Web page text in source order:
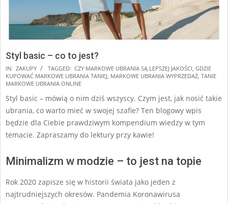
Styl basic – co to jest?
2025-
08-
IN: ZAKUPY TAGGED: CZY MARKOWE UBRANIA SĄ LEPSZEJ JAKOŚCI GDZIE
KUPOWAĆ MARKOWE UBRANIA TANIEJ MARKOWE UBRANIA WYPRZEDAŻ TANIE
MARKOWE UBRANIA ONLINE
Styl basic – mówią o nim dziś wszyscy. Czym jest, jak nosić takie
ubrania, co warto mieć w swojej szafie? Ten blogowy wpis
będzie dla Ciebie prawdziwym kompendium wiedzy w tym
temacie. Zapraszamy do lektury przy kawie!
Minimalizm w modzie – to jest na topie
Rok 2020 zapisze się w historii świata jako jeden z
najtrudniejszych okresów. Pandemia Koronawirusa